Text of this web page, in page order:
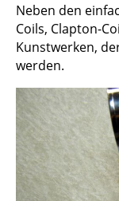
Neben den
Coils, Clapton-
Kunstwerken,
werden.